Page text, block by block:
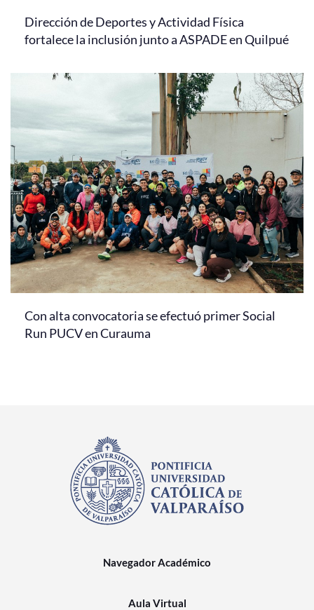
Dirección de Deportes y Actividad Física
fortalece la inclusión junto a ASPADE en Quilpué
Con alta convocatoria se efectuó primer Social
Run PUCV en Curauma
Navegador Académico
Aula Virtual